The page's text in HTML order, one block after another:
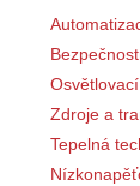
Zdroje a
Tepelná